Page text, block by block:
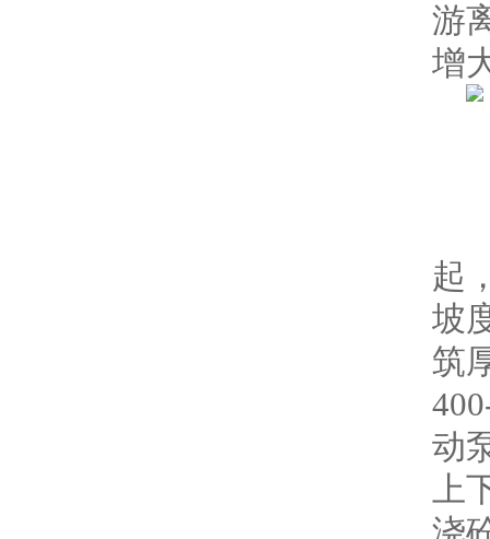
游
增
起
坡
筑
动
上